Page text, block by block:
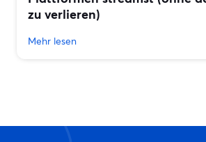
zu verlieren)
Mehr lesen